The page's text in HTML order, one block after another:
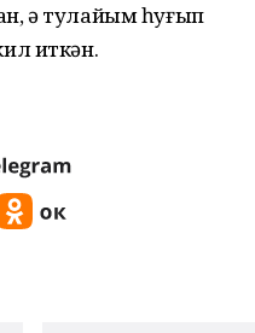
ә тулайым һуғып
иткән.